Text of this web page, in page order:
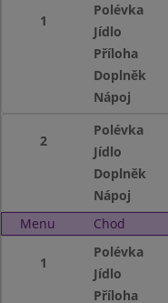
1
Polévka
Jídlo
Příloha
Doplněk
Nápoj
2
Polévka
Jídlo
Doplněk
Nápoj
Menu
Chod
1
Polévka
Jídlo
Příloha